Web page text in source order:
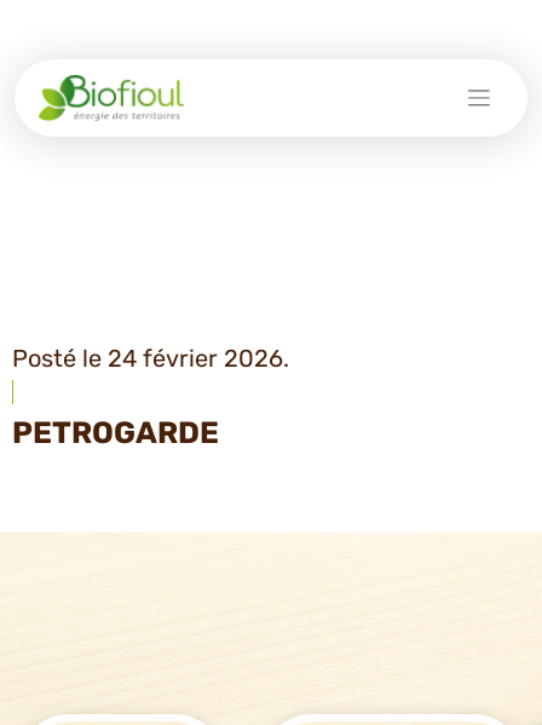
Posté le 24 février 2026.
PETROGARDE